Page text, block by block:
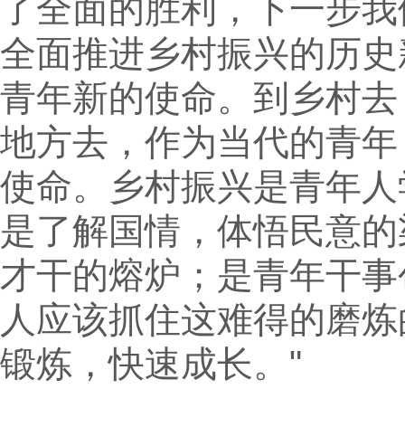
了全面的胜利，下一步
全面推进乡村振兴的历
青年新的使命。到乡村
地方去，作为当代的青
使命。乡村振兴是青年
是了解国情，体悟民意
才干的熔炉；是青年干
人应该抓住这难得的磨
锻炼，快速成长。"